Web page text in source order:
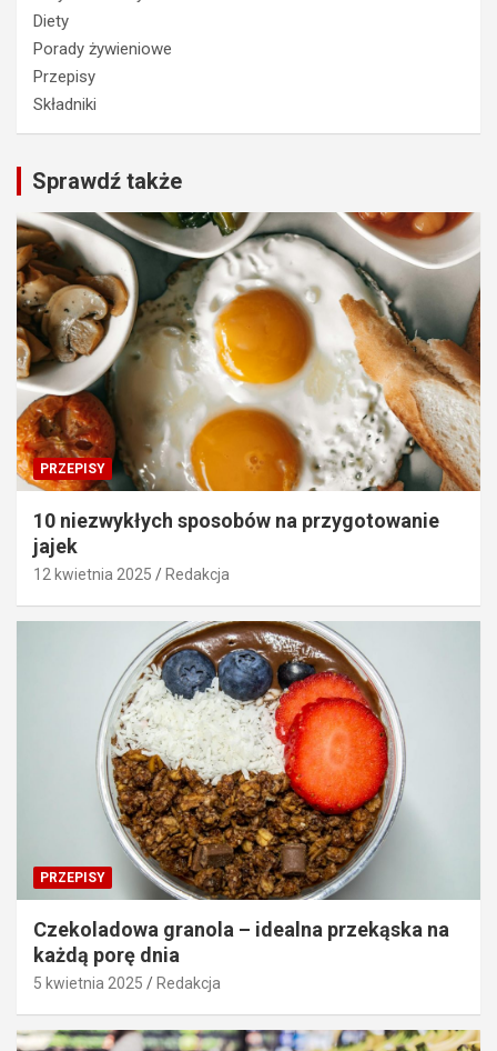
Diety
Porady żywieniowe
Przepisy
Składniki
Sprawdź także
PRZEPISY
10 niezwykłych sposobów na przygotowanie
jajek
12 kwietnia 2025 Redakcja
PRZEPISY
Czekoladowa granola – idealna przekąska na
każdą porę dnia
5 kwietnia 2025 Redakcja